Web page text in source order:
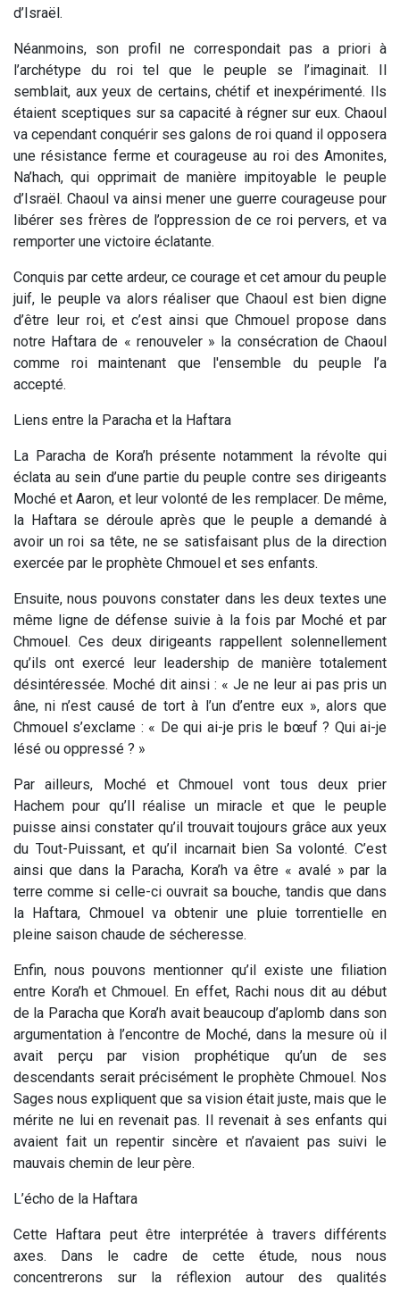
d’Israël.
Néanmoins, son profil ne correspondait pas a priori à
l’archétype du roi tel que le peuple se l’imaginait. Il
semblait, aux yeux de certains, chétif et inexpérimenté. Ils
étaient sceptiques sur sa capacité à régner sur eux. Chaoul
va cependant conquérir ses galons de roi quand il opposera
une résistance ferme et courageuse au roi des Amonites,
Na’hach, qui opprimait de manière impitoyable le peuple
d’Israël. Chaoul va ainsi mener une guerre courageuse pour
libérer ses frères de l’oppression de ce roi pervers, et va
remporter une victoire éclatante.
Conquis par cette ardeur, ce courage et cet amour du peuple
juif, le peuple va alors réaliser que Chaoul est bien digne
d’être leur roi, et c’est ainsi que Chmouel propose dans
notre Haftara de « renouveler » la consécration de Chaoul
comme roi maintenant que l'ensemble du peuple l’a
accepté.
Liens entre la Paracha et la Haftara
La Paracha de Kora’h présente notamment la révolte qui
éclata au sein d’une partie du peuple contre ses dirigeants
Moché et Aaron, et leur volonté de les remplacer. De même,
la Haftara se déroule après que le peuple a demandé à
avoir un roi sa tête, ne se satisfaisant plus de la direction
exercée par le prophète Chmouel et ses enfants.
Ensuite, nous pouvons constater dans les deux textes une
même ligne de défense suivie à la fois par Moché et par
Chmouel. Ces deux dirigeants rappellent solennellement
qu’ils ont exercé leur leadership de manière totalement
désintéressée. Moché dit ainsi : « Je ne leur ai pas pris un
âne, ni n’est causé de tort à l’un d’entre eux », alors que
Chmouel s’exclame : « De qui ai-je pris le bœuf ? Qui ai-je
lésé ou oppressé ? »
Par ailleurs, Moché et Chmouel vont tous deux prier
Hachem pour qu’Il réalise un miracle et que le peuple
puisse ainsi constater qu’il trouvait toujours grâce aux yeux
du Tout-Puissant, et qu’il incarnait bien Sa volonté. C’est
ainsi que dans la Paracha, Kora’h va être « avalé » par la
terre comme si celle-ci ouvrait sa bouche, tandis que dans
la Haftara, Chmouel va obtenir une pluie torrentielle en
pleine saison chaude de sécheresse.
Enfin, nous pouvons mentionner qu’il existe une filiation
entre Kora’h et Chmouel. En effet, Rachi nous dit au début
de la Paracha que Kora’h avait beaucoup d’aplomb dans son
argumentation à l’encontre de Moché, dans la mesure où il
avait perçu par vision prophétique qu’un de ses
descendants serait précisément le prophète Chmouel. Nos
Sages nous expliquent que sa vision était juste, mais que le
mérite ne lui en revenait pas. Il revenait à ses enfants qui
avaient fait un repentir sincère et n’avaient pas suivi le
mauvais chemin de leur père.
L’écho de la Haftara
Cette Haftara peut être interprétée à travers différents
axes. Dans le cadre de cette étude, nous nous
concentrerons sur la réflexion autour des qualités